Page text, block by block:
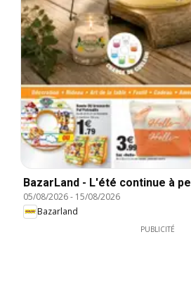
BazarLand - L'été continue à
05/08/2026- 15/08/2026
Bazarland
PUBLICITÉ